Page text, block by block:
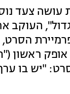
עושה צעד
העוקב
ראשון
"יש בו